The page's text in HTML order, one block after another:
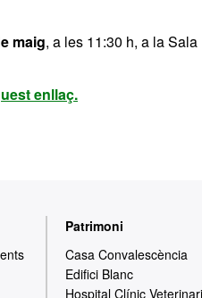
maig, a les 11:30 h, a la Sala
enllaç.
Patrimoni
Casa Convalescència
Edifici Blanc
Hospital Clínic